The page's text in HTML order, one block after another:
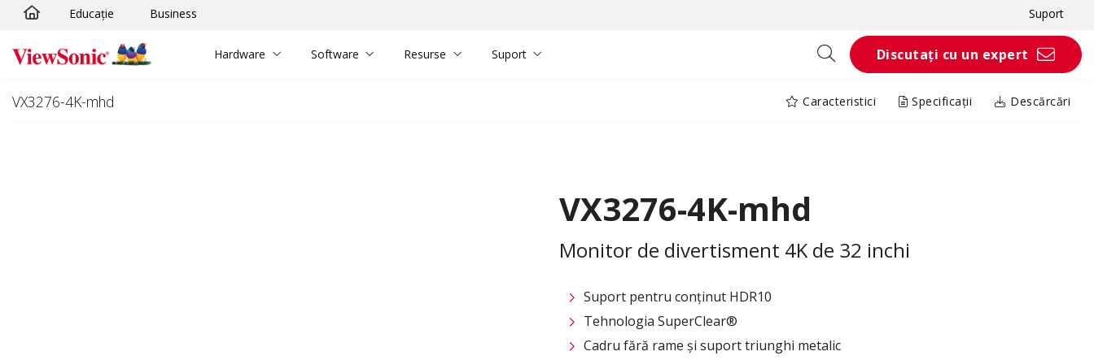
Sari la conținutul principal
Educație Business Suport
Hardware Software Resurse Suport Discutați cu un expert
VX3276-4K-mhd Caracteristici Specificații Descărcări
VX3276-4K-mhd
Monitor de divertisment 4K de 32 inchi
Suport pentru conținut HDR10
Tehnologia SuperClear®
Cadru fără rame și suport triunghi metalic